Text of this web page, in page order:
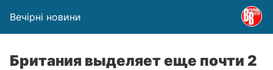
Вечірні новини
Британия выделяет еще почти 2